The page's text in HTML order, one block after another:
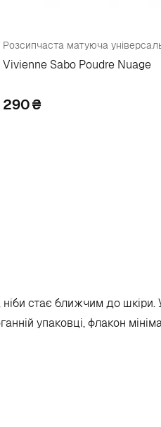
Розсипчаста матуюча
Vivienne Sabo Poudre Nuage
290₴
стає ближчим до
упаковці, флакон